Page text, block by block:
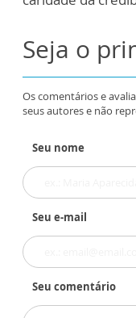
Seja o
Os comentários e
seus autores e não
Seu nome
Seu e-mail
Seu comentário